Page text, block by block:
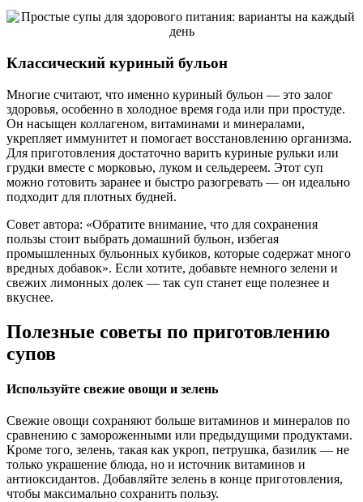
Классический куриный бульон
Многие считают, что именно куриный бульон — это залог
здоровья, особенно в холодное время года или при простуде.
Он насыщен коллагеном, витаминами и минералами,
укрепляет иммунитет и помогает восстановлению организма.
Для приготовления достаточно варить куриные рульки или
грудки вместе с морковью, луком и сельдереем. Этот суп
можно готовить заранее и быстро разогревать — он идеально
подходит для плотных будней.
Совет автора: «Обратите внимание, что для сохранения
пользы стоит выбрать домашний бульон, избегая
промышленных бульонных кубиков, которые содержат много
вредных добавок». Если хотите, добавьте немного зелени и
свежих лимонных долек — так суп станет еще полезнее и
вкуснее.
Полезные советы по приготовлению
супов
Используйте свежие овощи и зелень
Свежие овощи сохраняют больше витаминов и минералов по
сравнению с замороженными или предыдущими продуктами.
Кроме того, зелень, такая как укроп, петрушка, базилик — не
только украшение блюда, но и источник витаминов и
антиоксидантов. Добавляйте зелень в конце приготовления,
чтобы максимально сохранить пользу.